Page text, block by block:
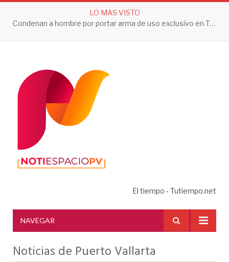
LO MAS VISTO
Condenan a hombre por portar arma de uso exclusivo en Tepic
El tiempo - Tutiempo.net
NAVEGAR
Noticias de Puerto Vallarta